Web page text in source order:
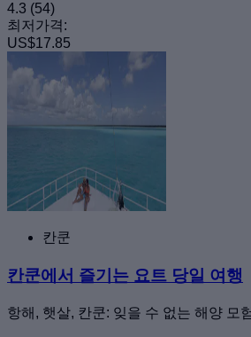
4.3 (54)
최저가격:
US$17.85
칸쿤
칸쿤에서 즐기는 요트 당일 여행
항해, 햇살, 칸쿤: 잊을 수 없는 해양 모